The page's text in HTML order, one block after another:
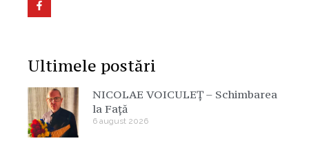
Ultimele postări
NICOLAE VOICULEȚ – Schimbarea
la Față
6 august 2026